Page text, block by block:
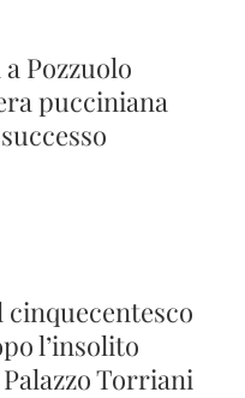
Pozzuolo
pucciniana
l’insolito
Torriani